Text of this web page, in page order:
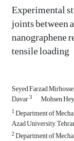
Experimental
joints between
nanographene
tensile loading
Seyed Farzad
Davar3 Mohsen
1Department of
Azad University,
2Department of